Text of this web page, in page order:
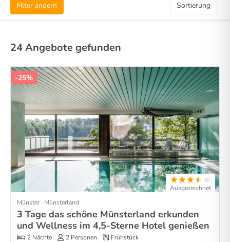
Filter ändern Sortierung
24 Angebote gefunden
-25%
Ausgezeichnet
Münster · Münsterland
3 Tage das schöne Münsterland erkunden
und Wellness im 4,5-Sterne Hotel genießen
2 Nächte 2 Personen Frühstück